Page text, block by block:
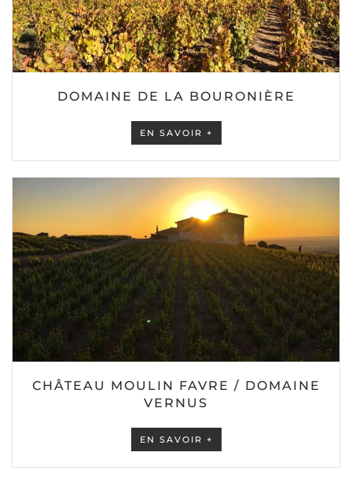
DOMAINE DE LA BOURONIÈRE
EN SAVOIR +
CHÂTEAU MOULIN FAVRE / DOMAINE
VERNUS
EN SAVOIR +